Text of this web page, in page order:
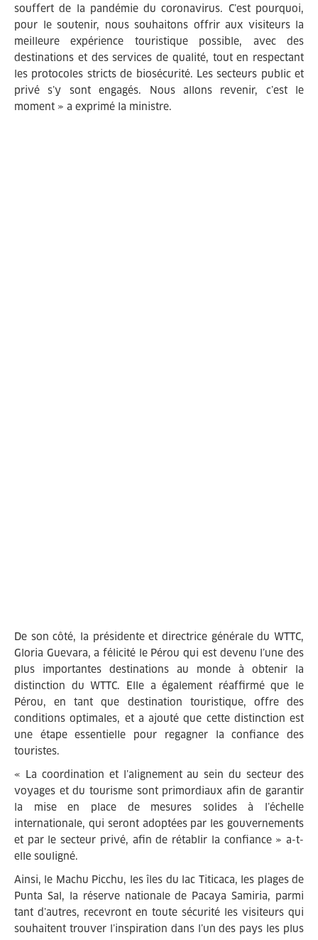
souffert de la pandémie du coronavirus. C’est pourquoi,
pour le soutenir, nous souhaitons offrir aux visiteurs la
meilleure expérience touristique possible, avec des
destinations et des services de qualité, tout en respectant
les protocoles stricts de biosécurité. Les secteurs public et
privé s’y sont engagés. Nous allons revenir, c’est le
moment » a exprimé la ministre.
De son côté, la présidente et directrice générale du WTTC,
Gloria Guevara, a félicité le Pérou qui est devenu l’une des
plus importantes destinations au monde à obtenir la
distinction du WTTC. Elle a également réaffirmé que le
Pérou, en tant que destination touristique, offre des
conditions optimales, et a ajouté que cette distinction est
une étape essentielle pour regagner la confiance des
touristes.
« La coordination et l’alignement au sein du secteur des
voyages et du tourisme sont primordiaux afin de garantir
la mise en place de mesures solides à l’échelle
internationale, qui seront adoptées par les gouvernements
et par le secteur privé, afin de rétablir la confiance » a-t-
elle souligné.
Ainsi, le Machu Picchu, les îles du lac Titicaca, les plages de
Punta Sal, la réserve nationale de Pacaya Samiria, parmi
tant d’autres, recevront en toute sécurité les visiteurs qui
souhaitent trouver l’inspiration dans l’un des pays les plus